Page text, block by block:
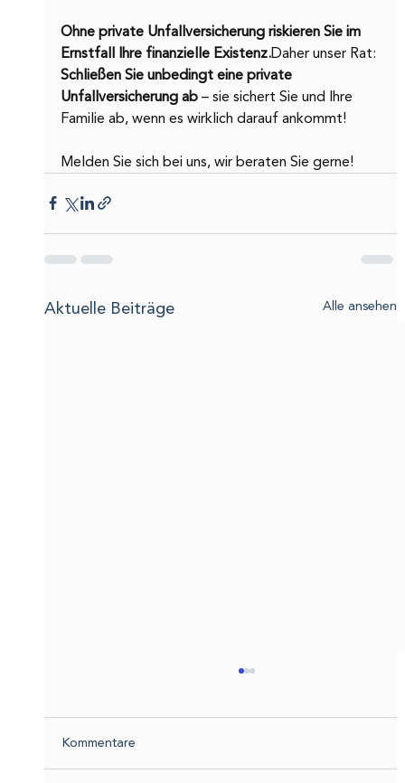
Ohne private Unfallversicherung riskieren Sie im
Ernstfall Ihre finanzielle Existenz.Daher unser Rat:
Schließen Sie unbedingt eine private
Unfallversicherung ab – sie sichert Sie und Ihre
Familie ab, wenn es wirklich darauf ankommt!
Melden Sie sich bei uns, wir beraten Sie gerne!
Aktuelle Beiträge Alle ansehen
Kommentare